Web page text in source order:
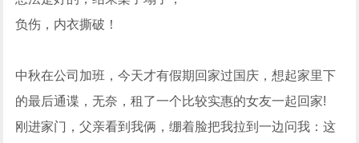
负伤，内衣撕破！
中秋在公司加班，今天才有假期回家过国庆，想起家里下
的最后通谍，无奈，租了一个比较实惠的女友一起回家!
刚进家门，父亲看到我俩，绷着脸把我拉到一边问我：这